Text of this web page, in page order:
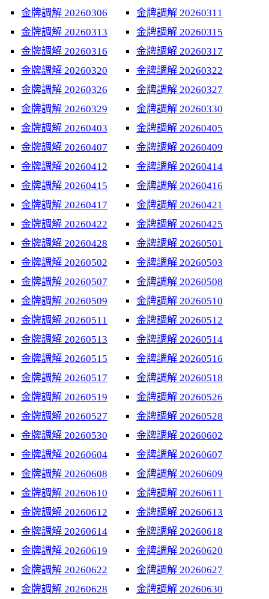
金牌調解 20260306
金牌調解 20260311
金牌調解 20260313
金牌調解 20260315
金牌調解 20260316
金牌調解 20260317
金牌調解 20260320
金牌調解 20260322
金牌調解 20260326
金牌調解 20260327
金牌調解 20260329
金牌調解 20260330
金牌調解 20260403
金牌調解 20260405
金牌調解 20260407
金牌調解 20260409
金牌調解 20260412
金牌調解 20260414
金牌調解 20260415
金牌調解 20260416
金牌調解 20260417
金牌調解 20260421
金牌調解 20260422
金牌調解 20260425
金牌調解 20260428
金牌調解 20260501
金牌調解 20260502
金牌調解 20260503
金牌調解 20260507
金牌調解 20260508
金牌調解 20260509
金牌調解 20260510
金牌調解 20260511
金牌調解 20260512
金牌調解 20260513
金牌調解 20260514
金牌調解 20260515
金牌調解 20260516
金牌調解 20260517
金牌調解 20260518
金牌調解 20260519
金牌調解 20260526
金牌調解 20260527
金牌調解 20260528
金牌調解 20260530
金牌調解 20260602
金牌調解 20260604
金牌調解 20260607
金牌調解 20260608
金牌調解 20260609
金牌調解 20260610
金牌調解 20260611
金牌調解 20260612
金牌調解 20260613
金牌調解 20260614
金牌調解 20260618
金牌調解 20260619
金牌調解 20260620
金牌調解 20260622
金牌調解 20260627
金牌調解 20260628
金牌調解 20260630